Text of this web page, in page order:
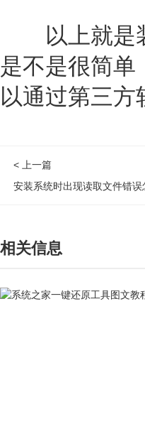
以上就是装
是不是很简单
以通过第三
< 上一篇
安装系统时出现读取文件错误
相关信息